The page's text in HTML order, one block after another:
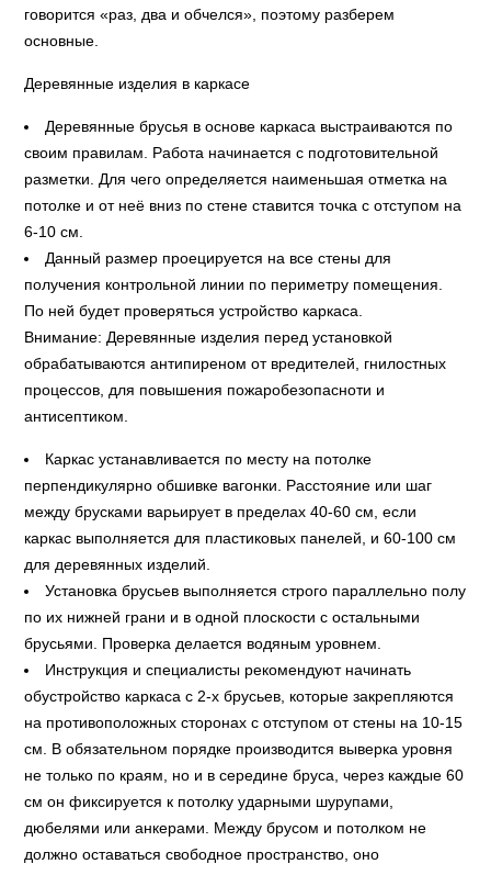
говорится «раз, два и обчелся», поэтому разберем
основные.
Деревянные изделия в каркасе
Деревянные брусья в основе каркаса выстраиваются по
своим правилам. Работа начинается с подготовительной
разметки. Для чего определяется наименьшая отметка на
потолке и от неё вниз по стене ставится точка с отступом на
6-10 см.
Данный размер проецируется на все стены для
получения контрольной линии по периметру помещения.
По ней будет проверяться устройство каркаса.
Внимание: Деревянные изделия перед установкой
обрабатываются антипиреном от вредителей, гнилостных
процессов, для повышения пожаробезопасноти и
антисептиком.
Каркас устанавливается по месту на потолке
перпендикулярно обшивке вагонки. Расстояние или шаг
между брусками варьирует в пределах 40-60 см, если
каркас выполняется для пластиковых панелей, и 60-100 см
для деревянных изделий.
Установка брусьев выполняется строго параллельно полу
по их нижней грани и в одной плоскости с остальными
брусьями. Проверка делается водяным уровнем.
Инструкция и специалисты рекомендуют начинать
обустройство каркаса с 2-х брусьев, которые закрепляются
на противоположных сторонах с отступом от стены на 10-15
см. В обязательном порядке производится выверка уровня
не только по краям, но и в середине бруса, через каждые 60
см он фиксируется к потолку ударными шурупами,
дюбелями или анкерами. Между брусом и потолком не
должно оставаться свободное пространство, оно